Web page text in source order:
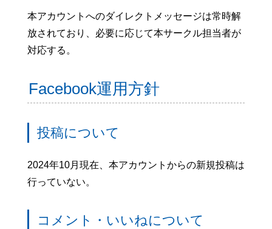
本アカウントへのダイレクトメッセージは常時解
放されており、必要に応じて本サークル担当者が
対応する。
Facebook運用方針
投稿について
2024年10月現在、本アカウントからの新規投稿は
行っていない。
コメント・いいねについて